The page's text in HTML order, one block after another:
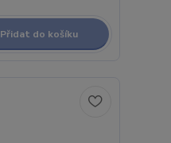
Přidat do košíku